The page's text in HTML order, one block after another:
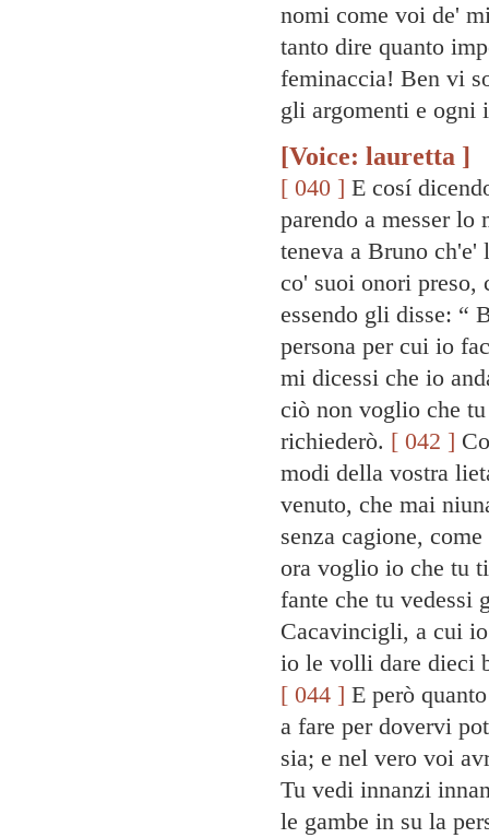
nomi come voi de'
tanto dire quanto
feminaccia! Ben vi
gli argomenti e ogni
[Voice: lauretta ]
[ 040 ] E cosí
parendo a messer lo
teneva a Bruno ch'e'
co' suoi onori
essendo gli disse: “
persona per cui io
mi dicessi che io
ciò non voglio che
richiederò. [ 042 ]
modi della vostra
venuto, che mai
senza cagione,
ora voglio io che tu
fante che tu vedessi
Cacavincigli, a cui
io le volli dare dieci
[ 044 ] E però
a fare per dovervi
sia; e nel vero voi
Tu vedi innanzi
le gambe in su la